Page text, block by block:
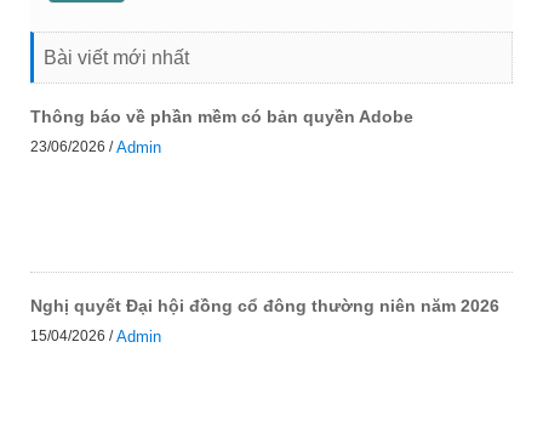
Bài viết mới nhất
Thông báo về phần mềm có bản quyền Adobe
23/06/2026 /Admin
Nghị quyết Đại hội đồng cổ đông thường niên năm 2026
15/04/2026 /Admin